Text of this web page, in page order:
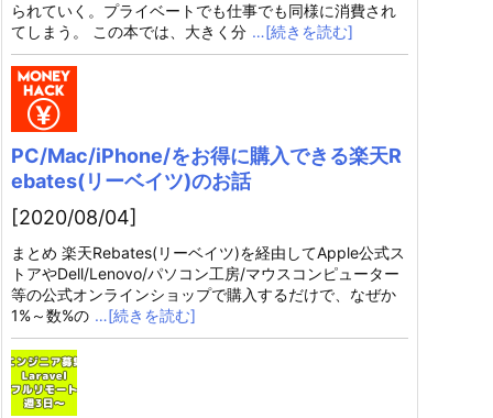
られていく。プライベートでも仕事でも同様に消費され
てしまう。 この本では、大きく分 …[続きを読む]
PC/Mac/iPhone/をお得に購入できる楽天R
ebates(リーベイツ)のお話
[2020/08/04]
まとめ 楽天Rebates(リーベイツ)を経由してApple公式ス
トアやDell/Lenovo/パソコン工房/マウスコンピューター
等の公式オンラインショップで購入するだけで、なぜか
1%～数%の …[続きを読む]